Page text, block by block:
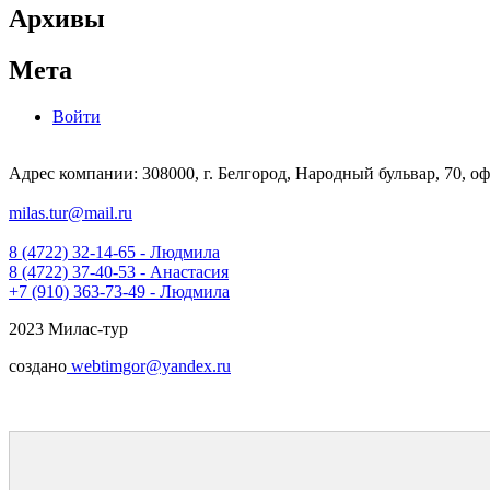
Архивы
Мета
Войти
Адрес компании: 308000, г. Белгород, Народный бульвар, 70,
milas.tur@mail.ru
8 (4722) 32-14-65 - Людмила
8 (4722) 37-40-53 - Анастасия
+7 (910) 363-73-49 - Людмила
2023 Милас-тур
создано webtimgor@yandex.ru